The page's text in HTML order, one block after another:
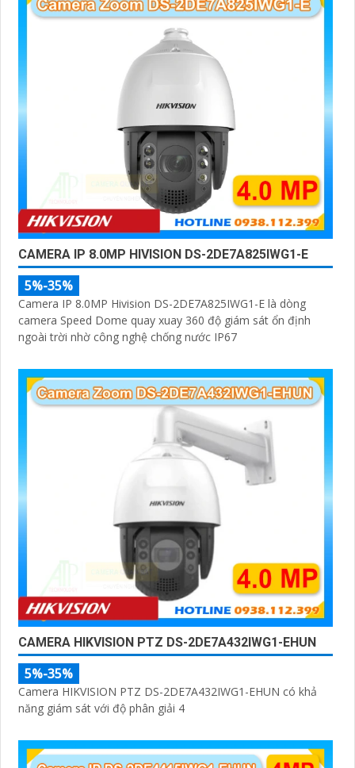
CAMERA IP 8.0MP HIVISION DS-2DE7A825IWG1-E
5%-35%
Camera IP 8.0MP Hivision DS-2DE7A825IWG1-E là dòng
camera Speed Dome quay xuay 360 độ giám sát ổn định
ngoài trời nhờ công nghệ chống nước IP67
CAMERA HIKVISION PTZ DS-2DE7A432IWG1-EHUN
5%-35%
Camera HIKVISION PTZ DS-2DE7A432IWG1-EHUN có khả
năng giám sát với độ phân giải 4